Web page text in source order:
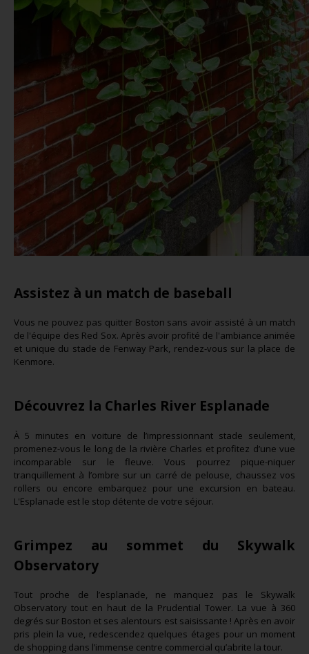
Assistez à un match de baseball
Vous ne pouvez pas quitter Boston sans avoir assisté à un match
de l'équipe des Red Sox. Après avoir profité de l'ambiance animée
et unique du stade de Fenway Park, rendez-vous sur la place de
Kenmore.
Découvrez la Charles River Esplanade
À 5 minutes en voiture de l’impressionnant stade seulement,
promenez-vous le long de la rivière Charles et profitez d’une vue
incomparable sur le fleuve. Vous pourrez pique-niquer
tranquillement à l’ombre sur un carré de pelouse, chaussez vos
rollers ou encore embarquez pour une excursion en bateau.
L'Esplanade est le stop détente de votre séjour.
Grimpez au sommet du Skywalk
Observatory
Tout proche de l’esplanade, ne manquez pas le Skywalk
Observatory tout en haut de la Prudential Tower. La vue à 360
degrés sur Boston et ses alentours est saisissante ! Après en avoir
pris plein la vue, redescendez quelques étages pour un moment
de shopping dans l’immense centre commercial qu’abrite la tour.